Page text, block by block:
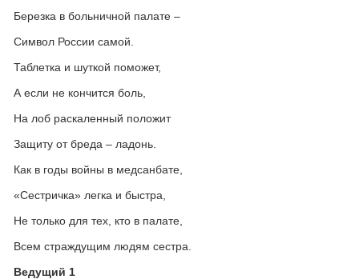
Березка в больничной палате –
Символ России самой.
Таблетка и шуткой поможет,
А если не кончится боль,
На лоб раскаленный положит
Защиту от бреда – ладонь.
Как в годы войны в медсанбате,
«Сестричка» легка и быстра,
Не только для тех, кто в палате,
Всем страждущим людям сестра.
Ведущий 1